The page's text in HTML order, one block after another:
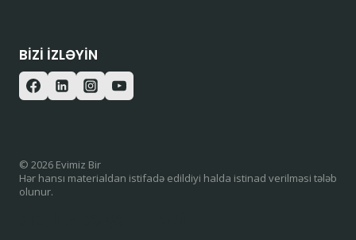
BIZI IZLƏYIN
© 2026 Evimiz Bir
Hər hansı materialdan istifadə edildiyi halda istinad verilməsi tələb
olunur.